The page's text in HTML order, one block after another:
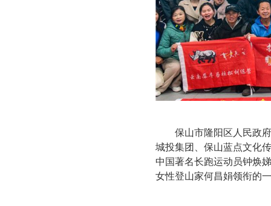
保山市隆阳区人民政
城投集团、保山蓝点文化
中国著名长跑运动员钟焕
女性登山家何昌娟领衔的